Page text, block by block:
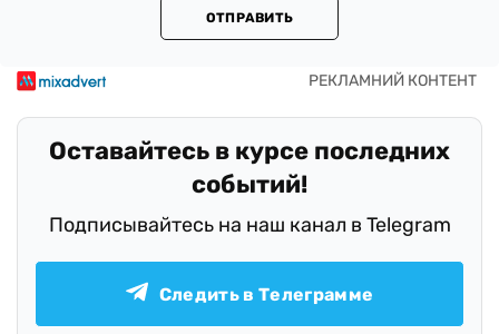
ОТПРАВИТЬ
Оставайтесь в курсе последних
событий!
Подписывайтесь на наш канал в Telegram
Следить в Телеграмме